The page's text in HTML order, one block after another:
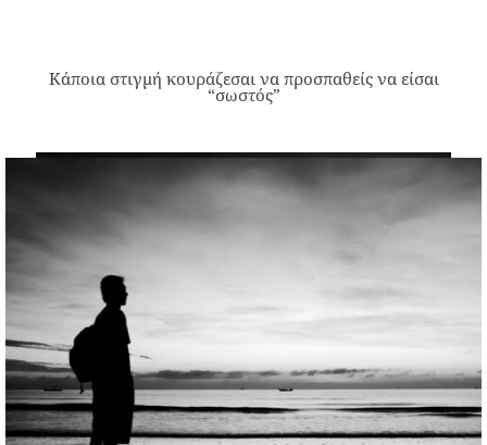
Κάποια στιγμή κουράζεσαι να προσπαθείς να είσαι
“σωστός”